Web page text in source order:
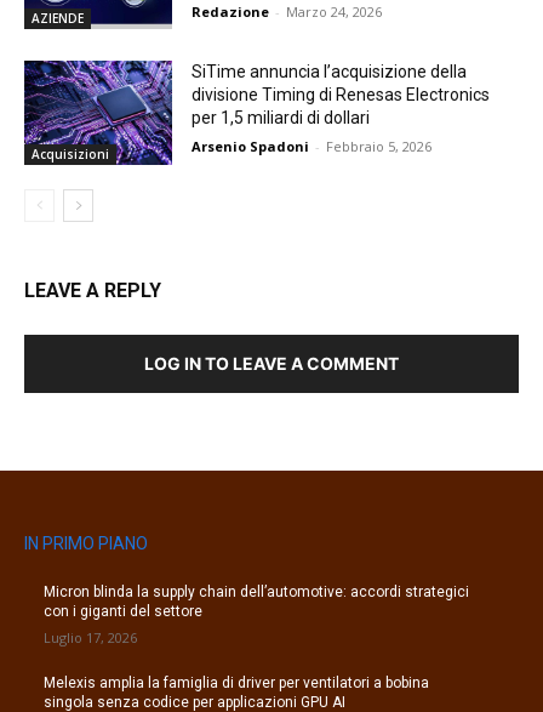
AZIENDE Redazione - Marzo 24, 2026
Acquisizioni
SiTime annuncia l’acquisizione della
divisione Timing di Renesas Electronics
per 1,5 miliardi di dollari
Arsenio Spadoni - Febbraio 5, 2026
LEAVE A REPLY
LOG IN TO LEAVE A COMMENT
IN PRIMO PIANO
Micron blinda la supply chain dell’automotive: accordi strategici
con i giganti del settore
Luglio 17, 2026
Melexis amplia la famiglia di driver per ventilatori a bobina
singola senza codice per applicazioni GPU AI